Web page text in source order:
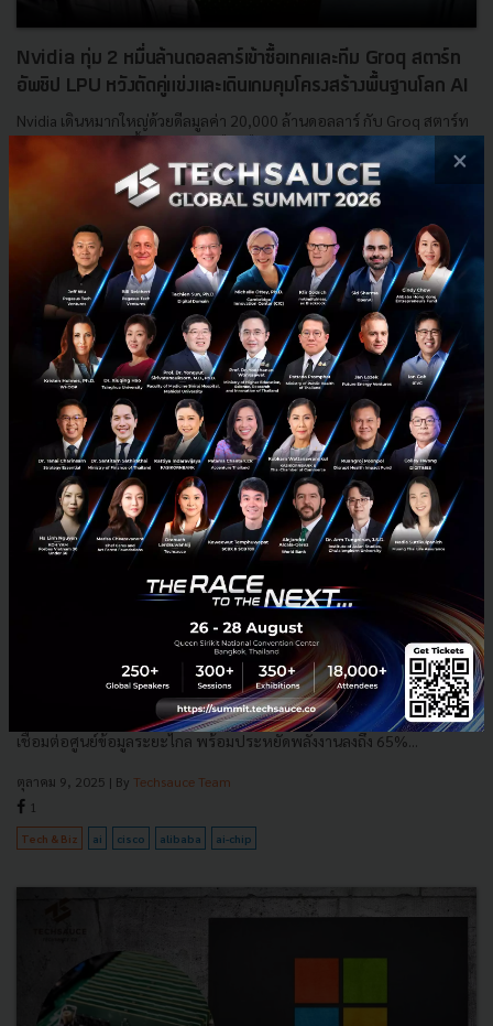
Nvidia ทุ่ม 2 หมื่นล้านดอลลาร์เข้าซื้อเทคและทีม Groq สตาร์ท
อัพชิป LPU หวังตัดคู่แข่งและเดินเกมคุมโครงสร้างพื้นฐานโลก AI
Nvidia เดินหมากใหญ่ด้วยดีลมูลค่า 20,000 ล้านดอลลาร์ กับ Groq สตาร์ท
อัพชิป LPU โดยไม่ซื้อกิจการ แต่เลือกถือสิทธิเทคโนโลยีและดึงทีมแกนหลัก
เข้าร่วมทัพ เพื่อเร่งครองเกม AI Inference แล...
| ByTechsauce Team
Tech & Biz LPU groq nvdia ai-chip
Cisco เปิดตัวชิป 'P200' วางรากฐานใหม่ให้ AI เชื่อมต่อ Data
Center ระยะไกลให้เป็นหนึ่งเดียว
Cisco เปิดตัวชิป P200 นวัตกรรมเครือข่ายสำหรับ AI Data Center ที่ช่วย
เชื่อมต่อศูนย์ข้อมูลระยะไกล พร้อมประหยัดพลังงานลงถึง 65%...
ตุลาคม 9, 2025 | By Techsauce Team
1
Tech & Biz ai cisco alibaba ai-chip
×